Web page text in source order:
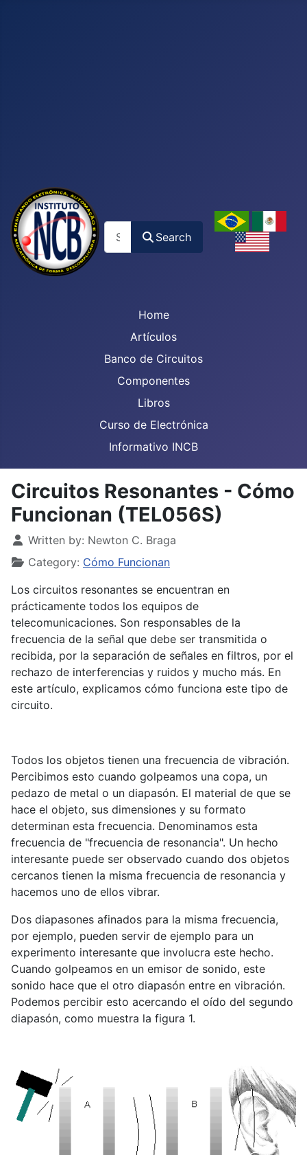
Search
Home
Artículos
Banco de Circuitos
Componentes
Libros
Curso de Electrónica
Informativo INCB
Circuitos Resonantes - Cómo
Funcionan (TEL056S)
Details
Written by: Newton C. Braga
Category: Cómo Funcionan
Los circuitos resonantes se encuentran en
prácticamente todos los equipos de
telecomunicaciones. Son responsables de la
frecuencia de la señal que debe ser transmitida o
recibida, por la separación de señales en filtros, por el
rechazo de interferencias y ruidos y mucho más. En
este artículo, explicamos cómo funciona este tipo de
circuito.
Todos los objetos tienen una frecuencia de vibración.
Percibimos esto cuando golpeamos una copa, un
pedazo de metal o un diapasón. El material de que se
hace el objeto, sus dimensiones y su formato
determinan esta frecuencia. Denominamos esta
frecuencia de "frecuencia de resonancia". Un hecho
interesante puede ser observado cuando dos objetos
cercanos tienen la misma frecuencia de resonancia y
hacemos uno de ellos vibrar.
Dos diapasones afinados para la misma frecuencia,
por ejemplo, pueden servir de ejemplo para un
experimento interesante que involucra este hecho.
Cuando golpeamos en un emisor de sonido, este
sonido hace que el otro diapasón entre en vibración.
Podemos percibir esto acercando el oído del segundo
diapasón, como muestra la figura 1.